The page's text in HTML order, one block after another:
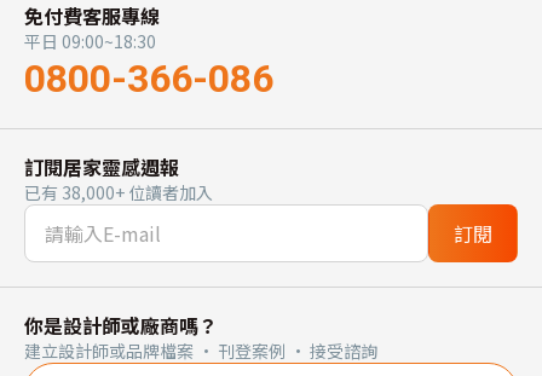
免付費客服專線
平日 09:00~18:30
0800-366-086
訂閱居家靈感週報
已有 38,000+ 位讀者加入
訂閱
你是設計師或廠商嗎？
建立設計師或品牌檔案 · 刊登案例 · 接受諮詢